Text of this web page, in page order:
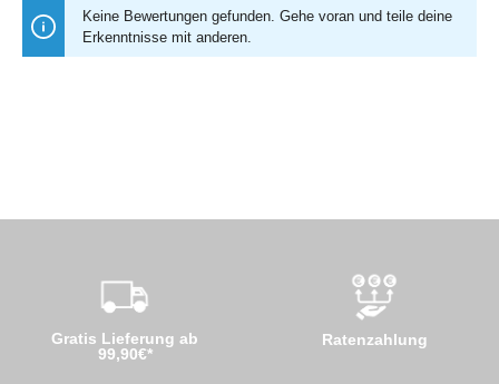
Keine Bewertungen gefunden. Gehe voran und teile deine
Erkenntnisse mit anderen.
Gratis Lieferung ab
99,90€*
Ratenzahlung